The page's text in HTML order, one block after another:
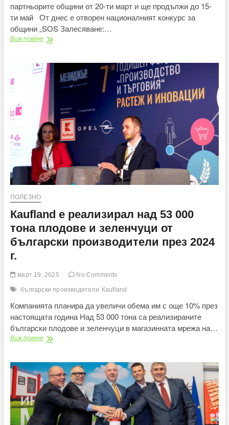
партньорите общини от 20-ти март и ще продължи до 15-
ти май От днес е отворен националният конкурс за
общини „SOS Залесяване:…
Виж повечеНестле
новата
община
партньор
за
инициативата
„Залесяваме
Активно“
2025
ПОЛЕЗНО
Каuflаnd е реализирал над 53 000
тона плодове и зеленчуци от
български производители през 2024
г.
март 19, 2025 No Comments
български производители Каuflаnd
Компанията планира да увеличи обема им с още 10% през
настоящата година Над 53 000 тона са реализираните
български плодове и зеленчуци в магазинната мрежа на…
Виж повечеКаuflаnd
над
53 000
тона
плодове
зеленчуци